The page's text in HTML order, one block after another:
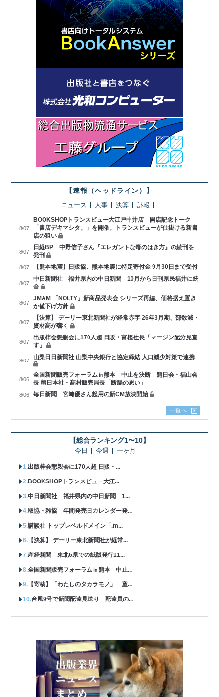
【速報（ヘッドライン）】
ニュース 人事 決算 訃報
8/07
BOOKSHOPトランスビュー大江戸中井店 開店記念トーク
「書店デキマシタ。」を開催。トランスビューが仕掛ける新書
店の狙い
8/07
日経BP 中野信子さん『エレガントな毒のはき方』の続刊を
発刊
8/07 【熊本地震】日販協、熊本地震に特定寄付金 9月30日まで受付
8/07
中日新聞社 福井県内の中日新聞 10月から日刊県民福井に統
合
8/07
JMAM 「NOLTY」新商品発表会 シリーズ再編、価格据え置き
か値下げ方針
8/07
【決算】 デーリー東北新聞社が経常赤字 26年3月期、部数減・
資材高が響く
8/07
出版梓会懇親会に170人超 日販・富樫社長「マージン配分見直
す」
8/07 山梨日日新聞社 山梨中央銀行と協定締結 人口減少対策で連携
8/06
全国新聞販売フォーラム㏌熊本 中止を決断 熊日会・福山会
長 熊日本社・髙村販売局長「断腸の思い」
8/06 毎日新聞 宮﨑優さん起用の新CM放映開始
一覧へ
【総合ランキング1〜10】
今日 今週 一ヶ月
出版梓会懇親会に170人超 日販・...
BOOKSHOPトランスビュー大江...
中日新聞社 福井県内の中日新聞 1...
取協・雑協 年間発売日カレンダー発...
講談社 トップレベルドメイン「.m...
【決算】 デーリー東北新聞社が経常...
産経新聞 東北6県での紙版発行11...
全国新聞販売フォーラム㏌熊本 中止...
【寄稿】「わたしのタカラモノ」 童...
台風9号で新聞配達見送り 配達員の...